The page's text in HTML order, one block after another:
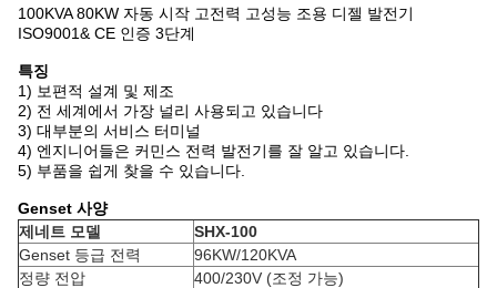
100KVA 80KW 자동 시작 고전력 고성능 조용 디젤 발전기
ISO9001& CE 인증 3단계
특징
1) 보편적 설계 및 제조
2) 전 세계에서 가장 널리 사용되고 있습니다
3) 대부분의 서비스 터미널
4) 엔지니어들은 커민스 전력 발전기를 잘 알고 있습니다.
5) 부품을 쉽게 찾을 수 있습니다.
Genset 사양
제네트 모델
SHX-100
Genset 등급 전력
96KW/120KVA
정량 전압
400/230V (조정 가능)